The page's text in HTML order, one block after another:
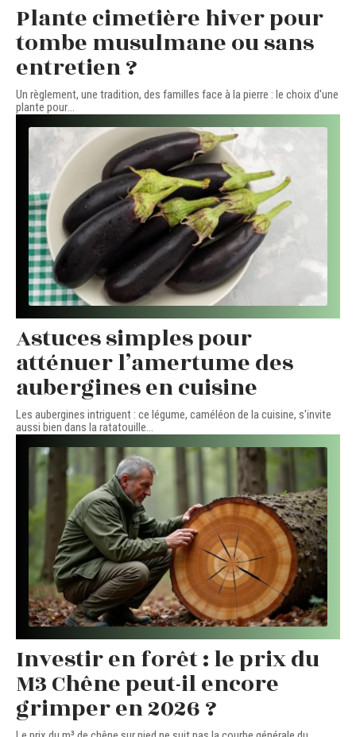
Plante cimetière hiver pour
tombe musulmane ou sans
entretien ?
Un règlement, une tradition, des familles face à la pierre : le choix d'une
plante pour
Astuces simples pour
atténuer l’amertume des
aubergines en cuisine
Les aubergines intriguent : ce légume, caméléon de la cuisine, s'invite
aussi bien dans la ratatouille…
Investir en forêt : le prix du
M3 Chêne peut-il encore
grimper en 2026 ?